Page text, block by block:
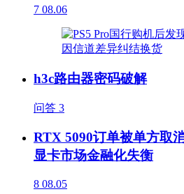
7 08.06
h3c路由器密码破解
问答 3
RTX 5090订单被单方取
显卡市场金融化失衡
8 08.05